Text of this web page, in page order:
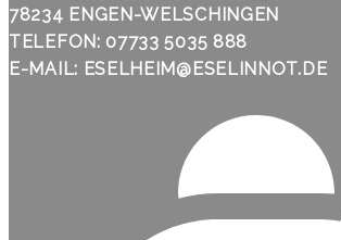
78234 ENGEN-WELSCHINGEN
TELEFON: 07733 5035 888
E-MAIL: ESELHEIM@ESELINNOT.DE